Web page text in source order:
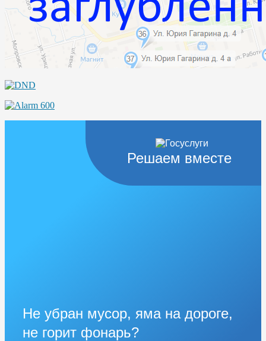
Решаем вместе
Не убран мусор, яма на дороге,
не горит фонарь?